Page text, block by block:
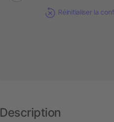
Réinitialiser la
Description